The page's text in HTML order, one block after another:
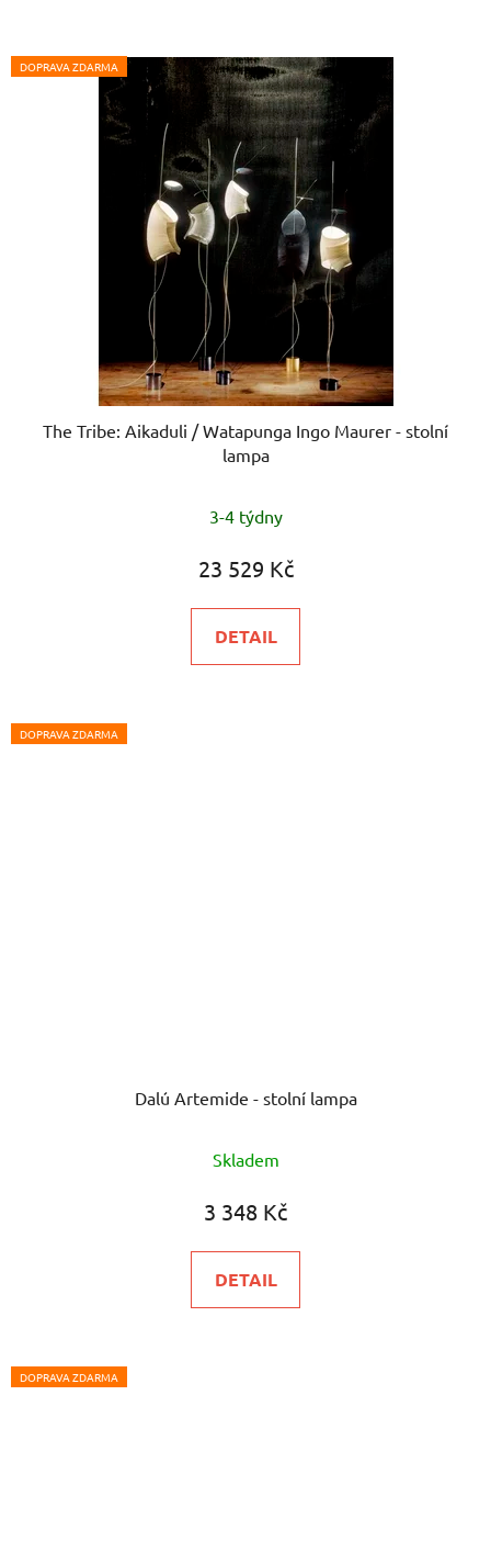
DOPRAVA ZDARMA
The Tribe: Aikaduli / Watapunga Ingo Maurer - stolní
lampa
3-4 týdny
23 529 Kč
DETAIL
DOPRAVA ZDARMA
Dalú Artemide - stolní lampa
Skladem
3 348 Kč
DETAIL
DOPRAVA ZDARMA